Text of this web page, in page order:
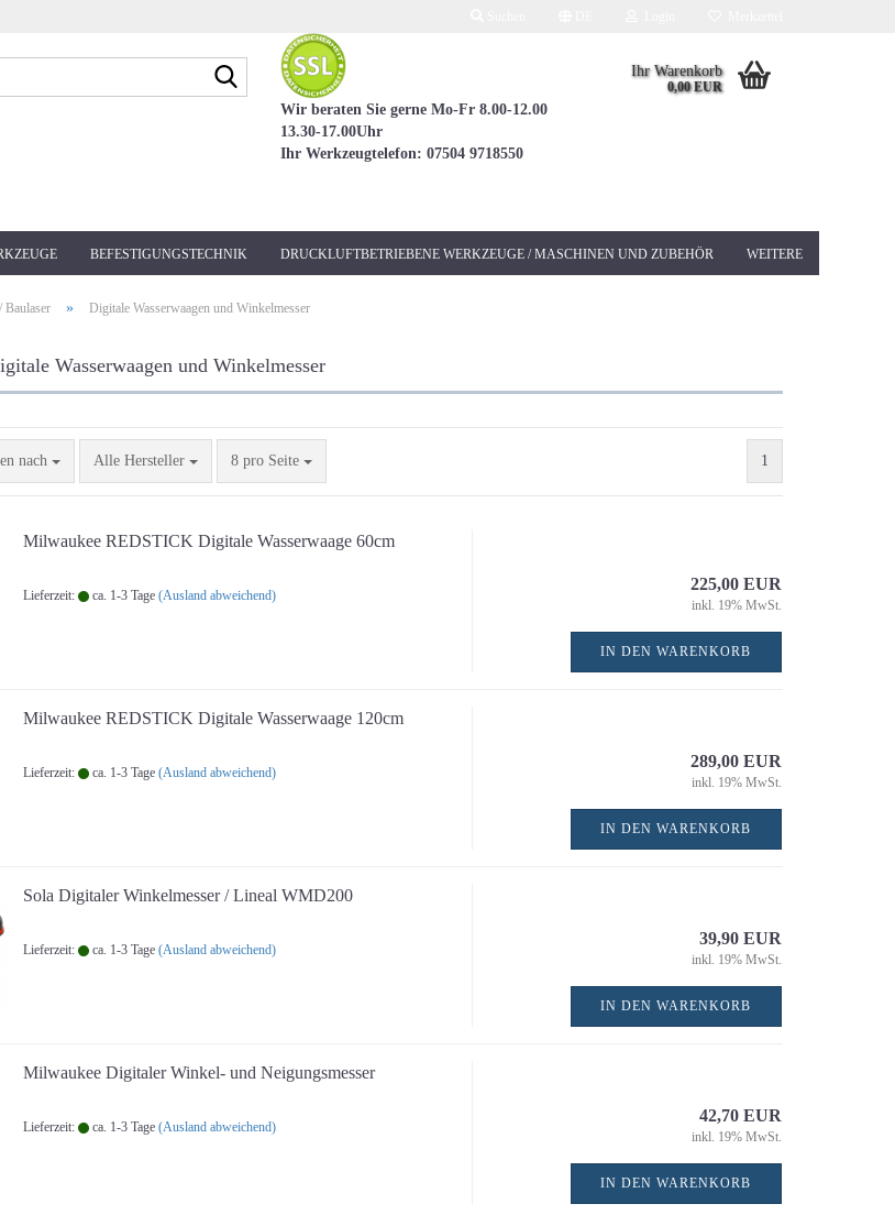
Suche...
Wir beraten Sie gerne Mo-Fr 8.00-12.00
13.30-17.00Uhr
Ihr Werkzeugtelefon: 07504 9718550
Ihr Warenkorb
0,00 EUR
BEFESTIGUNGSTECHNIK DRUCKLUFTBETRIEBENE WERKZEUGE / MASCHINEN UND ZUBEHÖR WEITERE
Sanierungsschleifer
SDS-MAX
SDS-Plus
Fräsen
Halbstationäre
Handkreissägen
Nass-Trockensauger
Rührwerke
Säbelsägen
Schlagbohrmaschinen
Elektrowerkwerkzeuge
Stichsägen
Winkelschleifer
Baulaser » Digitale Wasserwaagen und Winkelmesser
Wasserwaagen und Winkelmesser
nach
nach Alle Hersteller 8 pro Seite
pro Seite 1
Milwaukee REDSTICK Digitale Wasserwaage 60cm
Lieferzeit: ca. 1-3 Tage (Ausland abweichend)
225,00 EUR
inkl. 19% MwSt.
IN DEN WARENKORB
Milwaukee REDSTICK Digitale Wasserwaage 120cm
Lieferzeit: ca. 1-3 Tage (Ausland abweichend)
289,00 EUR
inkl. 19% MwSt.
IN DEN WARENKORB
Sola Digitaler Winkelmesser / Lineal WMD200
Lieferzeit: ca. 1-3 Tage (Ausland abweichend)
39,90 EUR
inkl. 19% MwSt.
IN DEN WARENKORB
Milwaukee Digitaler Winkel- und Neigungsmesser
Lieferzeit: ca. 1-3 Tage (Ausland abweichend)
42,70 EUR
inkl. 19% MwSt.
IN DEN WARENKORB